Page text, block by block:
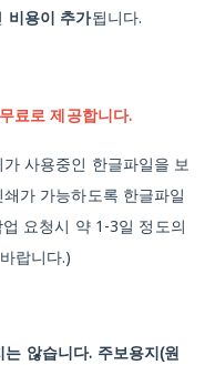
비용이 추가됩니다.
료로 제공합니다.
사용중인 한글파일을 보
가 가능하도록 한글파일
요청시 약 1-3일 정도의
랍니다.)
않습니다. 주보용지(원